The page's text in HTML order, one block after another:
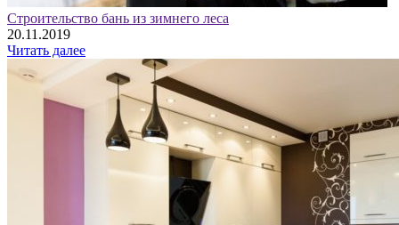
Строительство бань из зимнего леса
20.11.2019
Читать далее